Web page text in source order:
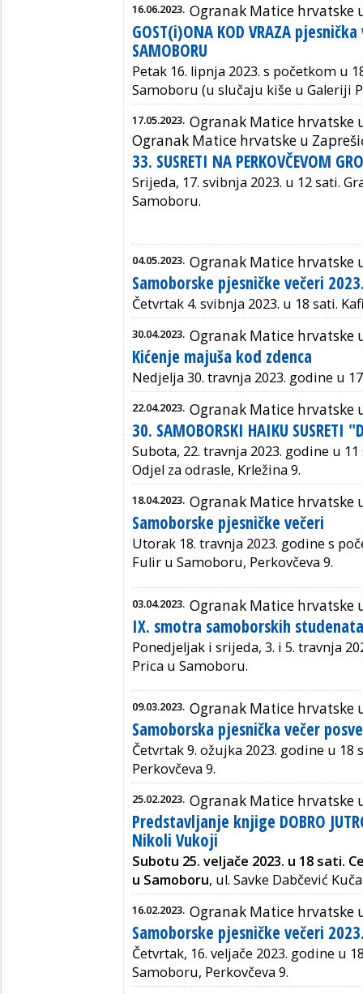
16.06.2023. Ogranak Matice hrvatske
GOST(i)ONA KOD VRAZA
SAMOBORU
Petak 16. lipnja 2023. s početkom u
Samoboru (u slučaju kiše u Galeriji
17.05.2023. Ogranak Matice hrvatske
Ogranak Matice hrvatske u
33. SUSRETI NA PERKOVČEVOM
Srijeda, 17. svibnja 2023. u 12 sati.
Samoboru.
04.05.2023. Ogranak Matice hrvatske
Samoborske pjesničke večeri
Četvrtak 4. svibnja 2023. u 18 sati. K
30.04.2023. Ogranak Matice hrvatske
Kićenje majuša kod zdenca
Nedjelja 30. travnja 2023. godine u
22.04.2023. Ogranak Matice hrvatske
30. SAMOBORSKI HAIKU SUSRETI
Subota, 22. travnja 2023. godine u 11
Odjel za odrasle, Krležina 9.
18.04.2023. Ogranak Matice hrvatske
Samoborske pjesničke večeri
Utorak 18. travnja 2023. godine s
Fulir u Samoboru, Perkovčeva 9.
03.04.2023. Ogranak Matice hrvatske
IX. smotra samoborskih
Ponedjeljak i srijeda, 3. i 5. travnja
Prica u Samoboru.
09.03.2023. Ogranak Matice hrvatske
Samoborska pjesnička večer
Četvrtak 9. ožujka 2023. godine u
Perkovčeva 9.
25.02.2023. Ogranak Matice hrvatske
Predstavljanje knjige DOBRO
Nikoli Vukoji
Subotu 25. veljače 2023. u 18 sati.
u Samoboru, ul. Savke Dabčević
16.02.2023. Ogranak Matice hrvatske
Samoborske pjesničke večeri
Četvrtak, 16. veljače 2023. godine u
Samoboru, Perkovčeva 9.